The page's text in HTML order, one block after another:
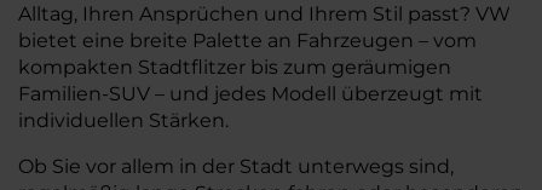
Alltag, Ihren Ansprüchen und Ihrem Stil passt? VW
bietet eine breite Palette an Fahrzeugen – vom
kompakten Stadtflitzer bis zum geräumigen
Familien-SUV – und jedes Modell überzeugt mit
individuellen Stärken.
Ob Sie vor allem in der Stadt unterwegs sind,